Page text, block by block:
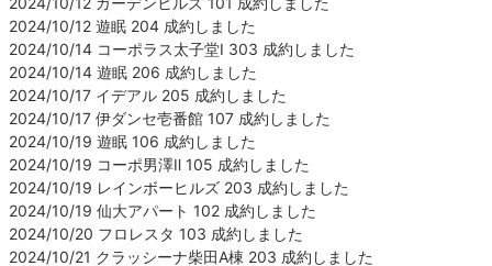
2024/10/12 遊眠 204 成約しました
2024/10/14 コーポラス太子堂Ⅰ 303 成約しました
2024/10/14 遊眠 206 成約しました
2024/10/17 イデアル 205 成約しました
2024/10/17 伊ダンセ壱番館 107 成約しました
2024/10/19 遊眠 106 成約しました
2024/10/19 コーポ男澤Ⅱ 105 成約しました
2024/10/19 レインボーヒルズ 203 成約しました
2024/10/19 仙大アパート 102 成約しました
2024/10/20 フロレスタ 103 成約しました
2024/10/21 クラッシーナ柴田A棟 203 成約しました